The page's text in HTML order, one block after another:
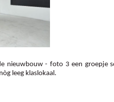
nieuwbouw - foto 3 een groepje
leeg klaslokaal.